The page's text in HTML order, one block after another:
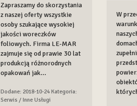
Zapraszamy do skorzystania
z naszej oferty wszystkie
osoby szukające wysokiej
jakości woreczków
foliowych. Firma LE-MAR
zajmuje się od prawie 30 lat
produkcją różnorodnych
opakowań jak...
Dodane: 2018-10-24 Kategoria:
Serwis / Inne Usługi
W